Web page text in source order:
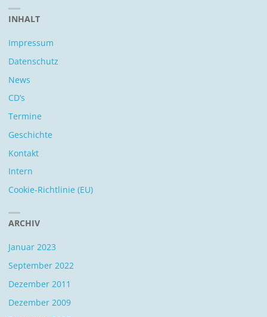
INHALT
Impressum
Datenschutz
News
CD’s
Termine
Geschichte
Kontakt
Intern
Cookie-Richtlinie (EU)
ARCHIV
Januar 2023
September 2022
Dezember 2011
Dezember 2009